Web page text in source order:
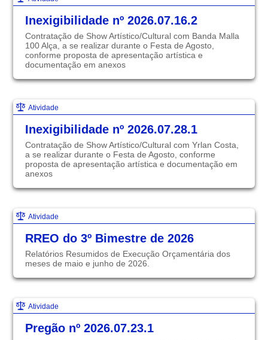
Inexigibilidade nº 2026.07.16.2
Contratação de Show Artístico/Cultural com Banda Malla
100 Alça, a se realizar durante o Festa de Agosto,
conforme proposta de apresentação artística e
documentação em anexos
Atividade
Inexigibilidade nº 2026.07.28.1
Contratação de Show Artístico/Cultural com Yrlan Costa,
a se realizar durante o Festa de Agosto, conforme
proposta de apresentação artística e documentação em
anexos
Atividade
RREO do 3º Bimestre de 2026
Relatórios Resumidos de Execução Orçamentária dos
meses de maio e junho de 2026.
Atividade
Pregão nº 2026.07.23.1